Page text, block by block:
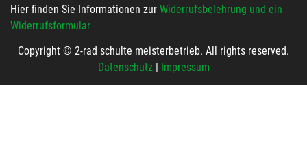
Hier finden Sie Informationen zur Widerrufsbelehrung und ein
Widerrufsformular
Copyright © 2-rad schulte meisterbetrieb. All rights reserved.
Datenschutz| Impressum